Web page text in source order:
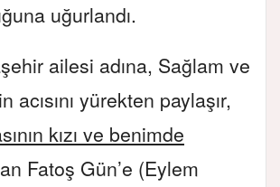
uğurlandı.
ailesi adına, Sağlam ve
acısını yürekten paylaşır,
kızı ve benimde
Fatoş Gün’e (Eylem